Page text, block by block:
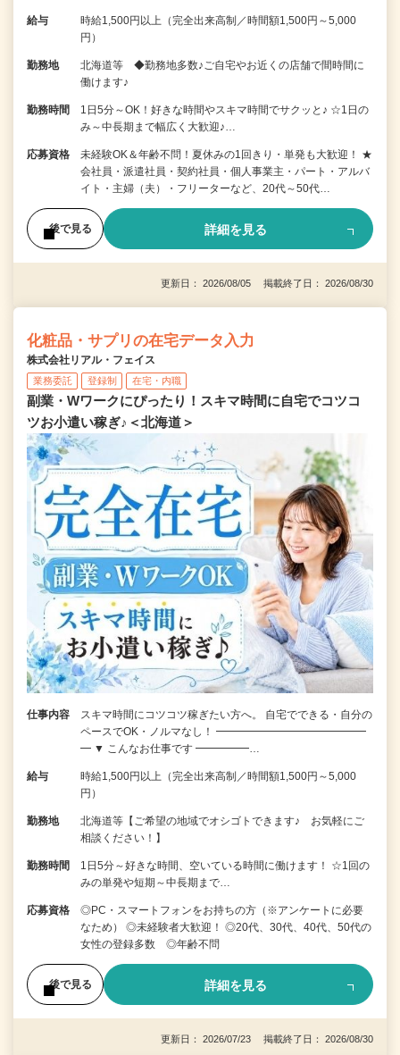
給与
時給1,500円以上（完全出来高制／時間額1,500円～5,000
円）
勤務地
北海道等 ◆勤務地多数♪ご自宅やお近くの店舗で間時間に
働けます♪
勤務時間
1日5分～OK！好きな時間やスキマ時間でサクッと♪ ☆1日の
み～中長期まで幅広く大歓迎♪…
応募資格
未経験OK＆年齢不問！夏休みの1回きり・単発も大歓迎！ ★
会社員・派遣社員・契約社員・個人事業主・パート・アルバ
イト・主婦（夫）・フリーターなど、20代～50代…
後で見る 詳細を見る
更新日： 2026/08/05 掲載終了日： 2026/08/30
化粧品・サプリの在宅データ入力
株式会社リアル・フェイス
業務委託 登録制 在宅・内職
副業・Wワークにぴったり！スキマ時間に自宅でコツコ
ツお小遣い稼ぎ♪＜北海道＞
仕事内容
スキマ時間にコツコツ稼ぎたい方へ。 自宅でできる・自分の
ペースでOK・ノルマなし！ ━━━━━━━━━━━━━━
━ ▼ こんなお仕事です ━━━━━…
給与
時給1,500円以上（完全出来高制／時間額1,500円～5,000
円）
勤務地
北海道等【ご希望の地域でオシゴトできます♪ お気軽にご
相談ください！】
勤務時間
1日5分～好きな時間、空いている時間に働けます！ ☆1回の
みの単発や短期～中長期まで…
応募資格
◎PC・スマートフォンをお持ちの方（※アンケートに必要
なため） ◎未経験者大歓迎！ ◎20代、30代、40代、50代の
女性の登録多数 ◎年齢不問
後で見る 詳細を見る
更新日： 2026/07/23 掲載終了日： 2026/08/30